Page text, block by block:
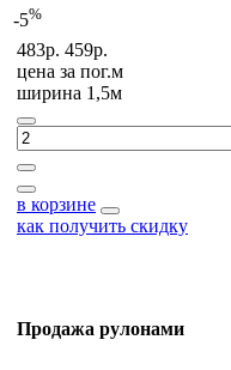
-5%
483р. 459р.
цена за пог.м
ширина 1,5м
в корзине
как получить скидку
Продажа рулонами